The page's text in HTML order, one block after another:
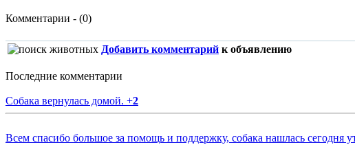
Комментарии - (0)
Добавить комментарий к объявлению
Последние комментарии
Собака вернулась домой. +2
Всем спасибо большое за помощь и поддержку, собака нашлась сегодня